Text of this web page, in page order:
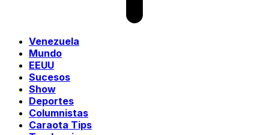
Venezuela
Mundo
EEUU
Sucesos
Show
Deportes
Columnistas
Caraota Tips